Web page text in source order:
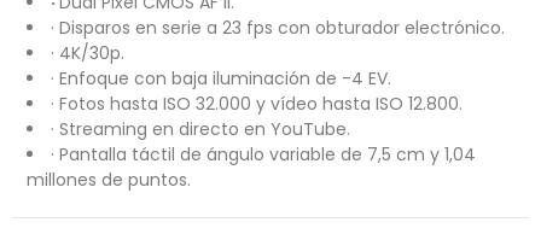
· Disparos en serie a 23 fps con obturador electrónico.
· 4K/30p.
· Enfoque con baja iluminación de -4 EV.
· Fotos hasta ISO 32.000 y vídeo hasta ISO 12.800.
· Streaming en directo en YouTube.
· Pantalla táctil de ángulo variable de 7,5 cm y 1,04
millones de puntos.